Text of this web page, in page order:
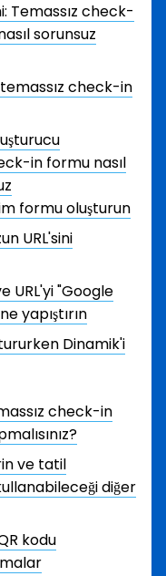
Temassız check-
sorunsuz
check-in
in formu nasıl
formu oluşturun
URL'sini
URL'yi "Google
yapıştırın
Dinamik'i
check-in
ve tatil
diğer
kodu